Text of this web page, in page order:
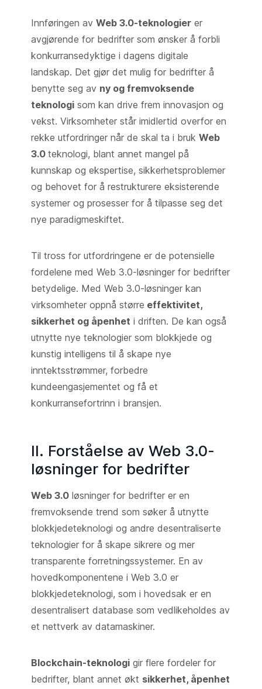
Innføringen av Web 3.0-teknologierer
avgjørende for bedrifter som ønsker å forbli
konkurransedyktige i dagens digitale
landskap. Det gjør det mulig for bedrifter å
benytte seg av ny og fremvoksende
teknologisom kan drive frem innovasjon og
vekst. Virksomheter står imidlertid overfor en
rekke utfordringer når de skal ta i bruk Web
3.0 teknologi, blant annet mangel på
kunnskap og ekspertise, sikkerhetsproblemer
og behovet for å restrukturere eksisterende
systemer og prosesser for å tilpasse seg det
nye paradigmeskiftet.
Til tross for utfordringene er de potensielle
fordelene med Web 3.0-løsninger for bedrifter
betydelige. Med Web 3.0-løsninger kan
virksomheter oppnå større effektivitet,
sikkerhet og åpenhet i driften. De kan også
utnytte nye teknologier som blokkjede og
kunstig intelligens til å skape nye
inntektsstrømmer, forbedre
kundeengasjementet og få et
konkurransefortrinn i bransjen.
II. Forståelse av Web 3.0-
løsninger for bedrifter
Web 3.0løsninger for bedrifter er en
fremvoksende trend som søker å utnytte
blokkjedeteknologi og andre desentraliserte
teknologier for å skape sikrere og mer
transparente forretningssystemer. En av
hovedkomponentene i Web 3.0 er
blokkjedeteknologi, som i hovedsak er en
desentralisert database som vedlikeholdes av
et nettverk av datamaskiner.
Blockchain-teknologigir flere fordeler for
bedrifter, blant annet økt sikkerhet, åpenhet